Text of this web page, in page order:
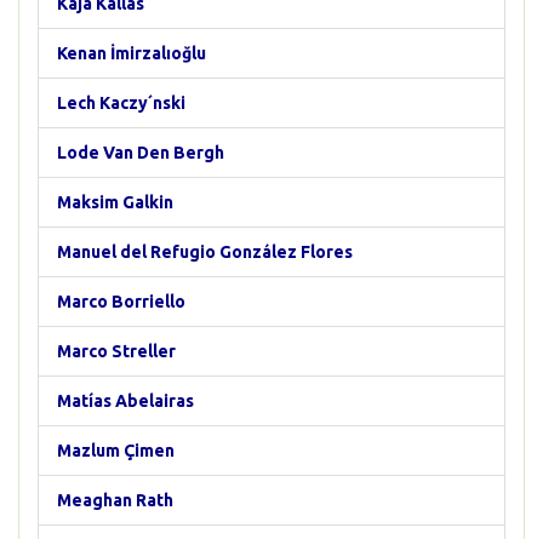
Kenan İmirzalıoğlu
Lech Kaczy´nski
Lode Van Den Bergh
Maksim Galkin
Manuel del Refugio González Flores
Marco Borriello
Marco Streller
Matías Abelairas
Mazlum Çimen
Meaghan Rath